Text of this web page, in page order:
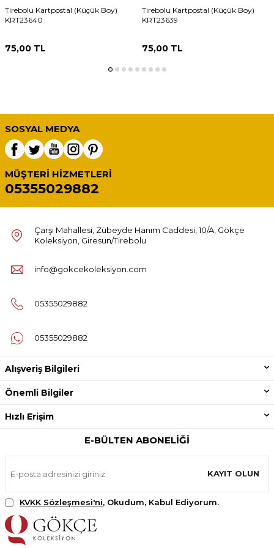
Tirebolu Kartpostal (Küçük Boy)
KRT23640
75,00 TL
Tirebolu Kartpostal (Küçük Boy)
KRT23639
75,00TL
SOSYAL MEDYA
MÜŞTERI HIZMETLERI
05355029882
Çarşı Mahallesi, Zübeyde Hanım Caddesi, 10/A, Gökçe
Koleksiyon, Giresun/Tirebolu
info@gokcekoleksiyon.com
05355029882
05355029882
Alışveriş Bilgileri
Önemli Bilgiler
Hızlı Erişim
E-BÜLTEN ABONELIĞI
KAYIT OLUN
KVKK Sözleşmesi'ni, Okudum, Kabul Ediyorum.